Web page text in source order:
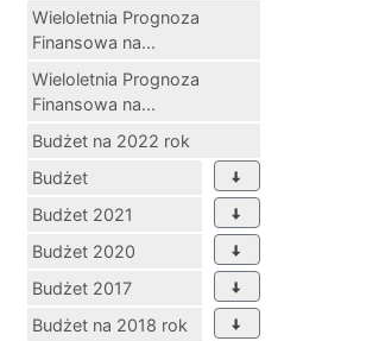
Wieloletnia Prognoza
Finansowa na...
Wieloletnia Prognoza
Finansowa na...
Budżet na 2022 rok
Budżet
Budżet 2021
Budżet 2020
Budżet 2017
Budżet na 2018 rok